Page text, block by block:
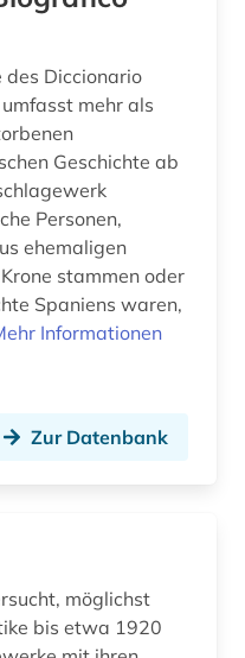
des Diccionario
mehr als
Geschichte ab
Personen,
ehemaligen
stammen oder
Spaniens waren,
Informationen
Zur Datenbank
möglichst
bis etwa 1920